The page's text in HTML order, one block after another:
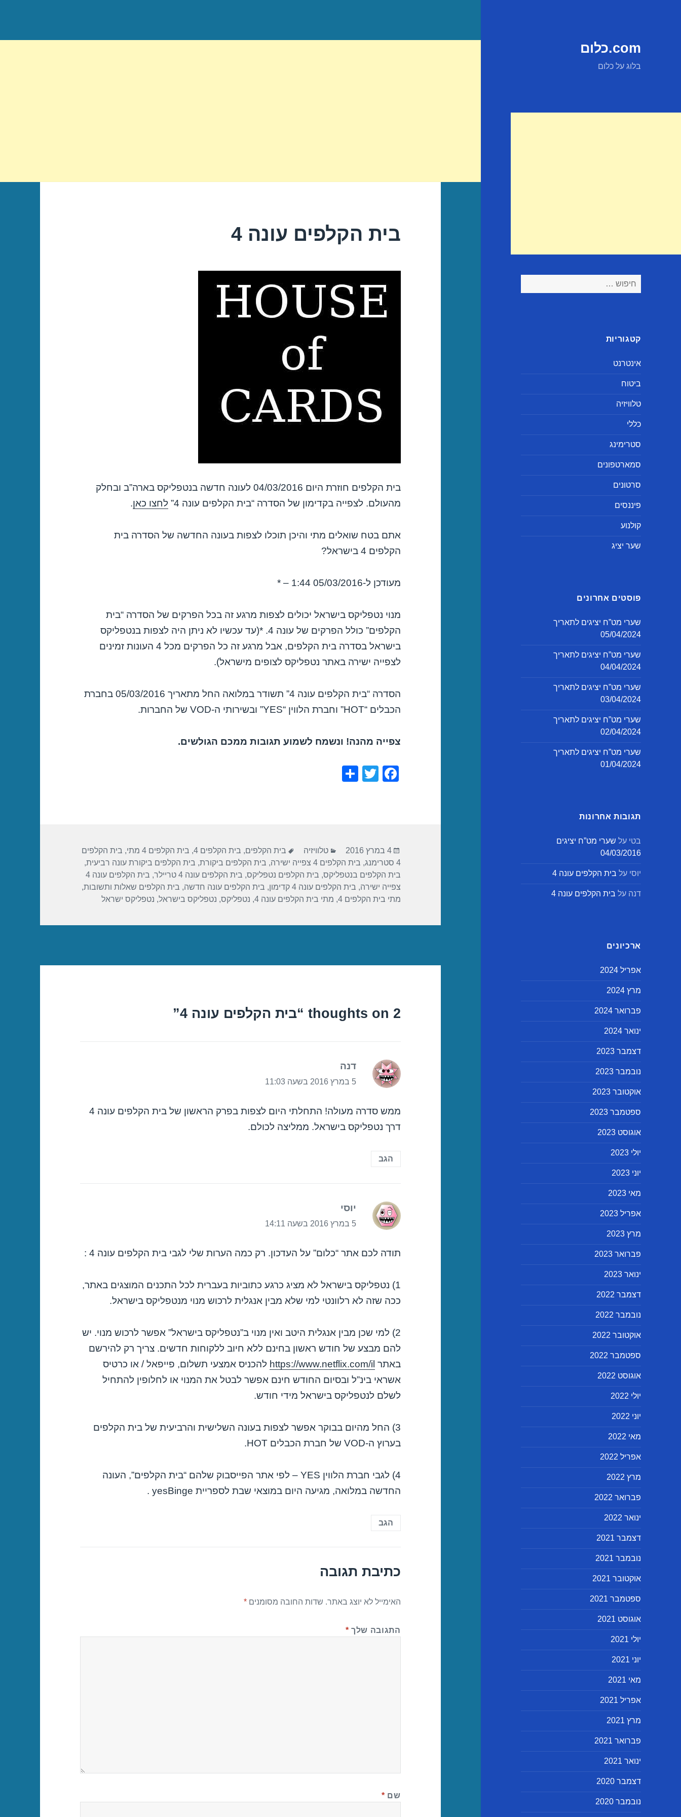
com.כלום
בלוג על כלום
חיפוש:
קטגוריות
אינטרנט
ביטוח
טלוויזיה
כללי
סטרימינג
סמארטפונים
סרטונים
פיננסים
קולנוע
שער יציג
פוסטים אחרונים
שערי מט”ח יציגים לתאריך
05/04/2024
שערי מט”ח יציגים לתאריך
04/04/2024
שערי מט”ח יציגים לתאריך
03/04/2024
שערי מט”ח יציגים לתאריך
02/04/2024
שערי מט”ח יציגים לתאריך
01/04/2024
תגובות אחרונות
בטי על שערי מט”ח יציגים
04/03/2016
יוסי על בית הקלפים עונה 4
דנה על בית הקלפים עונה 4
ארכיונים
אפריל 2024
מרץ 2024
פברואר 2024
ינואר 2024
דצמבר 2023
נובמבר 2023
אוקטובר 2023
ספטמבר 2023
אוגוסט 2023
יולי 2023
יוני 2023
מאי 2023
אפריל 2023
מרץ 2023
פברואר 2023
ינואר 2023
דצמבר 2022
נובמבר 2022
אוקטובר 2022
ספטמבר 2022
אוגוסט 2022
יולי 2022
יוני 2022
מאי 2022
אפריל 2022
מרץ 2022
פברואר 2022
ינואר 2022
דצמבר 2021
נובמבר 2021
אוקטובר 2021
ספטמבר 2021
אוגוסט 2021
יולי 2021
יוני 2021
מאי 2021
אפריל 2021
מרץ 2021
פברואר 2021
ינואר 2021
דצמבר 2020
נובמבר 2020
בית הקלפים עונה 4
בית הקלפים חוזרת היום 04/03/2016 לעונה חדשה בנטפליקס בארה”ב ובחלק
מהעולם. לצפייה בקדימון של הסדרה “בית הקלפים עונה 4”
לחצו כאן.
אתם בטח שואלים מתי והיכן תוכלו לצפות בעונה החדשה של הסדרה בית
הקלפים 4 בישראל?
מעודכן ל-05/03/2016 1:44 – *
מנוי נטפליקס בישראל יכולים לצפות מרגע זה בכל הפרקים של הסדרה “בית
הקלפים” כולל הפרקים של עונה 4. *(עד עכשיו לא ניתן היה לצפות בנטפליקס
בישראל בסדרה בית הקלפים, אבל מרגע זה כל הפרקים מכל 4 העונות זמינים
לצפייה ישירה באתר נטפליקס לצופים מישראל).
הסדרה “בית הקלפים עונה 4” תשודר במלואה החל מתאריך 05/03/2016 בחברת
הכבלים “HOT” וחברת הלווין “YES” ובשירותי ה-VOD של החברות.
צפייה מהנה! ונשמח לשמוע תגובות ממכם הגולשים.
F
o
o
k
T
פורסם
בתאריך
4 במרץ 2016 קטגוריות
טלוויזיה תגיות
בית הקלפים, בית הקלפים 4 , בית הקלפים 4 מתי , בית הקלפים
4 סטרימנג
, בית הקלפים 4 צפייה ישירה , בית הקלפים ביקורת, בית הקלפים ביקורת עונה רביעית,
בית הקלפים בנטפליקס, בית הקלפים נטפליקס, בית הקלפים עונה 4 טריילר ,
בית הקלפים עונה 4
צפייה ישירה, בית הקלפים עונה 4 קדימון , בית הקלפים עונה חדשה, בית הקלפים שאלות ותשובות,
מתי בית הקלפים 4 , מתי בית הקלפים עונה 4 , נטפליקס, נטפליקס בישראל, נטפליקס ישראל
2 thoughts on “בית הקלפים עונה 4”
דנה
5 במרץ 2016 בשעה 11:03
ממש סדרה מעולה! התחלתי היום לצפות בפרק הראשון של בית הקלפים עונה 4
דרך נטפליקס בישראל. ממליצה לכולם.
הגב
יוסי
5 במרץ 2016 בשעה 14:11
תודה לכם אתר “כלום” על העדכון. רק כמה הערות שלי לגבי בית הקלפים עונה 4 :
1) נטפליקס בישראל לא מציג כרגע כתוביות בעברית לכל התכנים המוצגים באתר,
ככה שזה לא רלוונטי למי שלא מבין אנגלית לרכוש מנוי מנטפליקס בישראל.
2) למי שכן מבין אנגלית היטב ואין מנוי ב”נטפליקס בישראל” אפשר לרכוש מנוי. יש
להם מבצע של חודש ראשון בחינם ללא חיוב ללקוחות חדשים. צריך רק להירשם
באתר https://www.netflix.com/il להכניס אמצעי תשלום, פייפאל / או כרטיס
אשראי בינ”ל ובסיום החודש חינם אפשר לבטל את המנוי או לחלופין להתחיל
לשלם לנטפליקס בישראל מידי חודש.
3) החל מהיום בבוקר אפשר לצפות בעונה השלישית והרביעית של בית הקלפים
בערוץ ה-VOD של חברת הכבלים HOT.
4) לגבי חברת הלווין YES – לפי אתר הפייסבוק שלהם “בית הקלפים”, העונה
החדשה במלואה, מגיעה היום במוצאי שבת לספריית yesBinge .
הגב
כתיבת תגובה
האימייל לא יוצג באתר. שדות החובה מסומנים*
התגובה שלך *
שם *